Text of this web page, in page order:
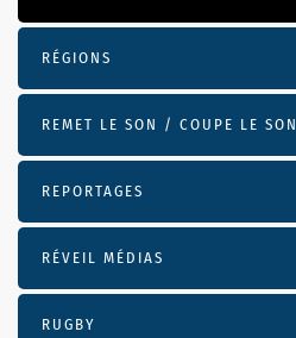
RÉGIONS
REMET LE SON / COUPE LE SON
REPORTAGES
RÉVEIL MÉDIAS
RUGBY